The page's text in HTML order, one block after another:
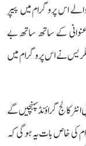
اس پروگرام میں پیپر
کے ساتھ ساتھ بے
نے اس پروگرام میں
آج شام تقریباً 6:30 بجے کے پی انٹر کالج گراؤنڈ پہنچیں گے
کی خاص بات یہ ہوگی کہ